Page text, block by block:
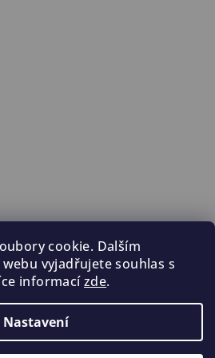
cookie. Dalším
vyjadřujete souhlas s
informacízde.
Nastavení